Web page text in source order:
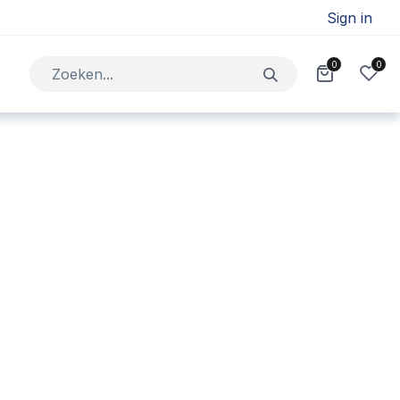
Sign in
Contact
0 0